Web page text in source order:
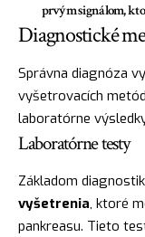
prvým signálom,
Diagnostické
Správna diagnóza
vyšetrovacích
laboratórne
Laboratórne testy
Základom
vyšetrenia, ktoré
pankreasu. Tieto